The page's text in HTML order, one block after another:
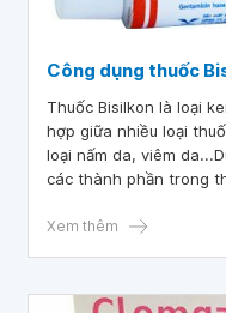
Công dụng thuốc
Thuốc Bisilkon là loại
hợp giữa nhiều loại
loại nấm da, viêm
các thành phần trong
hưởng không tốt với cơ
Xem thêm